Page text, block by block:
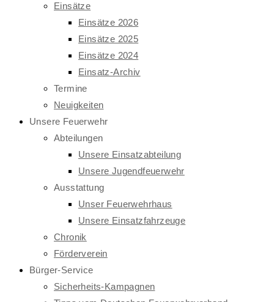
Einsätze
Einsätze 2026
Einsätze 2025
Einsätze 2024
Einsatz-Archiv
Termine
Neuigkeiten
Unsere Feuerwehr
Abteilungen
Unsere Einsatzabteilung
Unsere Jugendfeuerwehr
Ausstattung
Unser Feuerwehrhaus
Unsere Einsatzfahrzeuge
Chronik
Förderverein
Bürger-Service
Sicherheits-Kampagnen